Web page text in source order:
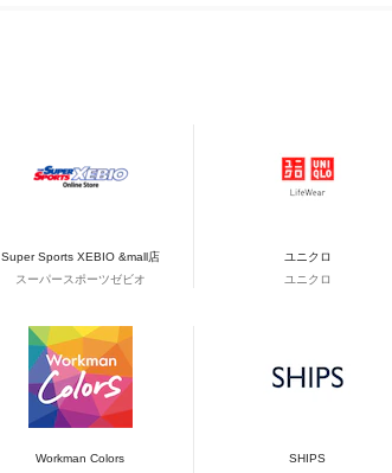
Super Sports XEBIO &mall店
スーパースポーツゼビオ
ユニクロ
ユニクロ
Workman Colors
SHIPS